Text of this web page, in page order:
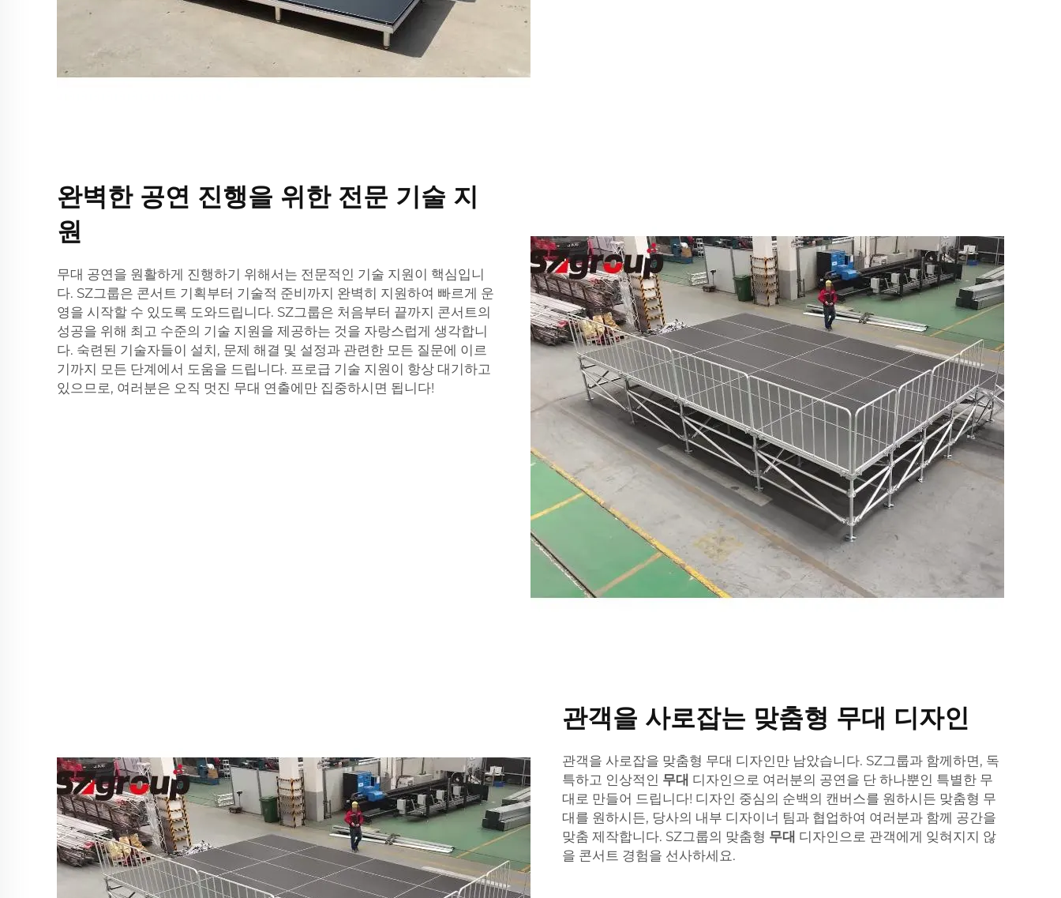
완벽한 공연 진행을 위한 전문 기술 지
원
무대 공연을 원활하게 진행하기 위해서는 전문적인 기술 지원이 핵심입니
다. SZ그룹은 콘서트 기획부터 기술적 준비까지 완벽히 지원하여 빠르게 운
영을 시작할 수 있도록 도와드립니다. SZ그룹은 처음부터 끝까지 콘서트의
성공을 위해 최고 수준의 기술 지원을 제공하는 것을 자랑스럽게 생각합니
다. 숙련된 기술자들이 설치, 문제 해결 및 설정과 관련한 모든 질문에 이르
기까지 모든 단계에서 도움을 드립니다. 프로급 기술 지원이 항상 대기하고
있으므로, 여러분은 오직 멋진 무대 연출에만 집중하시면 됩니다!
관객을 사로잡는 맞춤형 무대 디자인
관객을 사로잡을 맞춤형 무대 디자인만 남았습니다. SZ그룹과 함께하면, 독
특하고 인상적인 무대 디자인으로 여러분의 공연을 단 하나뿐인 특별한 무
대로 만들어 드립니다! 디자인 중심의 순백의 캔버스를 원하시든 맞춤형 무
대를 원하시든, 당사의 내부 디자이너 팀과 협업하여 여러분과 함께 공간을
맞춤 제작합니다. SZ그룹의 맞춤형 무대 디자인으로 관객에게 잊혀지지 않
을 콘서트 경험을 선사하세요.